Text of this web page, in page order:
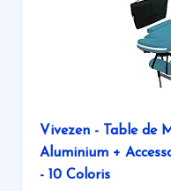
Vivezen - Table de
Aluminium +
- 10 Coloris